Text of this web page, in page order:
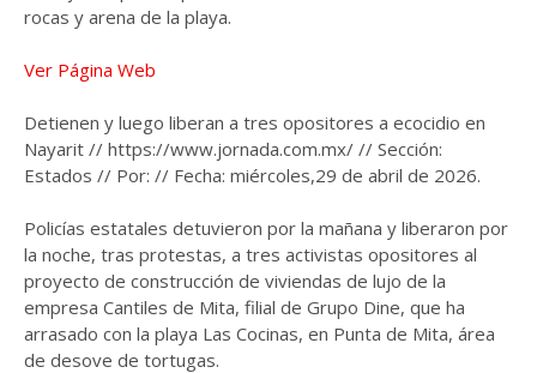
rocas y arena de la playa.
Ver Página Web
Detienen y luego liberan a tres opositores a ecocidio en
Nayarit // https://www.jornada.com.mx/ // Sección:
Estados // Por: // Fecha: miércoles,29 de abril de 2026.
Policías estatales detuvieron por la mañana y liberaron por
la noche, tras protestas, a tres activistas opositores al
proyecto de construcción de viviendas de lujo de la
empresa Cantiles de Mita, filial de Grupo Dine, que ha
arrasado con la playa Las Cocinas, en Punta de Mita, área
de desove de tortugas.